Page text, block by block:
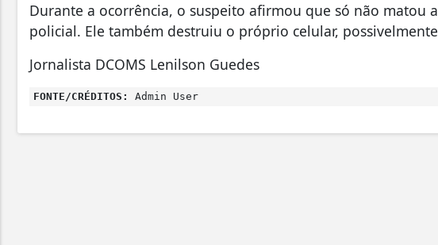
Durante a ocorrência, o suspeito afirmou que só não matou
policial. Ele também destruiu o próprio celular,
Jornalista DCOMS Lenilson Guedes
FONTE/CRÉDITOS: Admin User